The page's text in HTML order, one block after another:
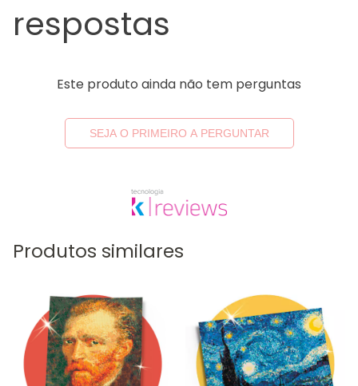
respostas
Este produto ainda não tem perguntas
SEJA O PRIMEIRO A PERGUNTAR
Produtos similares